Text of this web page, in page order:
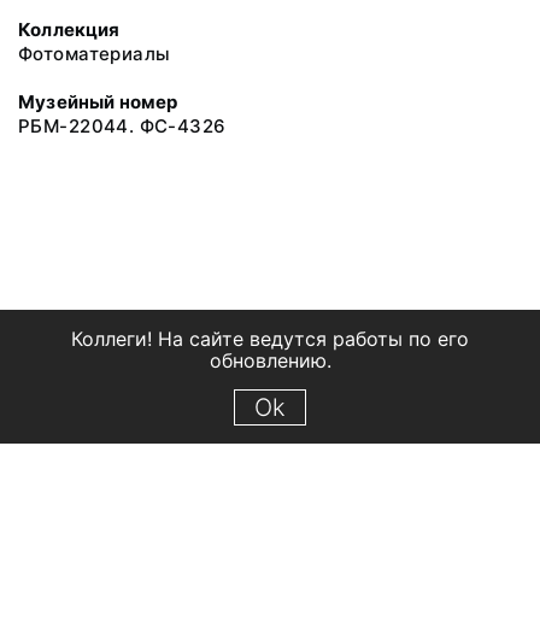
Коллекция
Фотоматериалы
Музейный номер
РБМ-22044. ФС-4326
Коллеги! На сайте ведутся работы по его
обновлению.
Ok